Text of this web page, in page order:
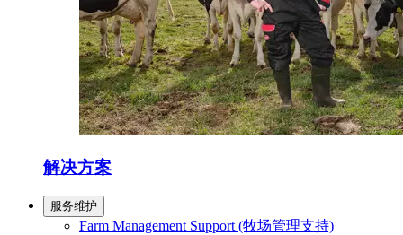
解决方案
服务维护
Farm Management Support (牧场管理支持)